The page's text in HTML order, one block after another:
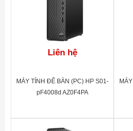
Liên hệ
MÁY TÍNH ĐỂ BÀN (PC) HP S01-
pF4008d AZ0F4PA